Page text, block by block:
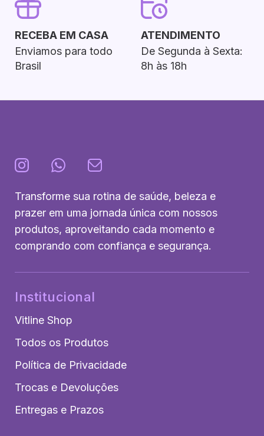
RECEBA EM CASA
Enviamos para todo
Brasil
ATENDIMENTO
De Segunda à Sexta:
8h às 18h
Transforme sua rotina de saúde, beleza e
prazer em uma jornada única com nossos
produtos, aproveitando cada momento e
comprando com confiança e segurança.
Institucional
Vitline Shop
Todos os Produtos
Política de Privacidade
Trocas e Devoluções
Entregas e Prazos